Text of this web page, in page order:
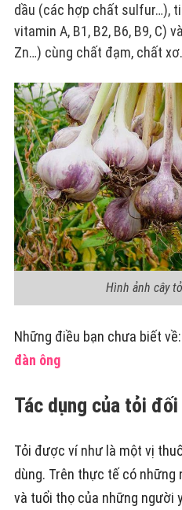
dầu (các hợp chất sulfur…),
vitamin A, B1, B2, B6, B9, C)
Zn…) cùng chất đạm, chất
Hình ảnh cây
Những điều bạn chưa biết về:
đàn ông
Tác dụng của tỏi
Tỏi được ví như là một vị
dùng. Trên thực tế có những
và tuổi thọ của những người